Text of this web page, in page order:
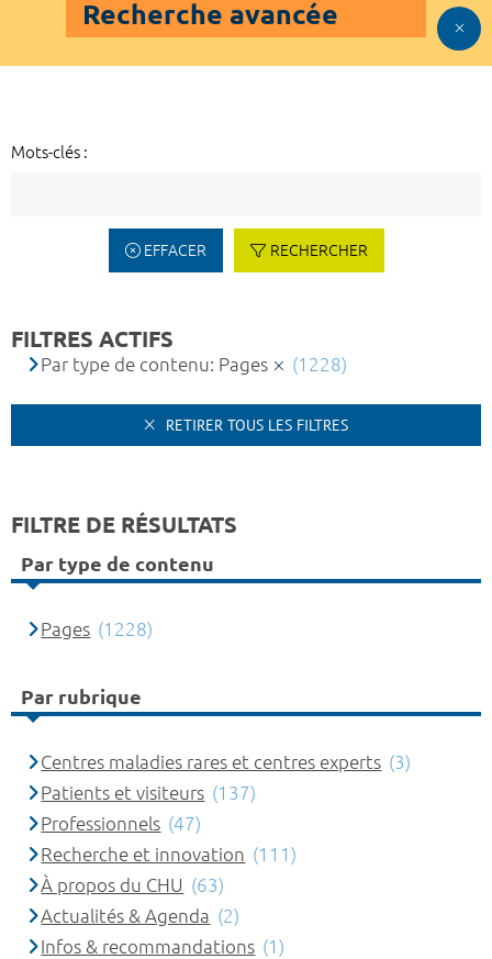
Recherche avancée
Mots-clés :
EFFACER RECHERCHER
FILTRES ACTIFS
Par type de contenu: Pages (1228)
RETIRER TOUS LES FILTRES
FILTRE DE RÉSULTATS
Par type de contenu
Pages (1228)
Par rubrique
Centres maladies rares et centres experts (3)
Patients et visiteurs (137)
Professionnels (47)
Recherche et innovation (111)
À propos du CHU (63)
Actualités & Agenda (2)
Infos & recommandations (1)